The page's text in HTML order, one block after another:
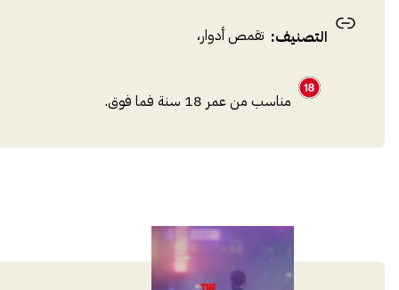
التصنيف: تقمص أدوار،
مناسب من عمر 18 سنة فما فوق.